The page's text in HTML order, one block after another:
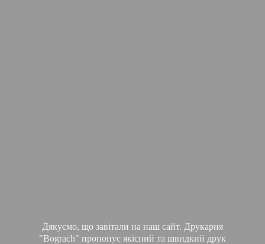
Дякуємо, що завітали на наш сайт. Друкарня
"Bograch" пропонує якісний та швидкий друк